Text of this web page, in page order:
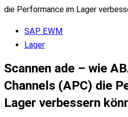
die Performance im Lager
SAP EWM
Lager
Scannen ade – wie
Channels (APC) die
Lager verbessern